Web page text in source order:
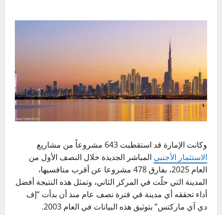
وكانت الإمارة قد استقطبت 643 مشروعاً من مشاريع
الاستثمار الأجنبي المباشر الجديدة خلال النصف الأول من
العام 2025، بفارق 478 مشروعا عن أقرب منافسيها،
المدينة التي حلّت في المركز الثاني، وتمثل هذه النتيجة أفضل
أداء تحققه أي مدينة في فترة نصف عام منذ أن بدأت “إف
دي آي ماركتس” بتوثيق هذه البيانات في العام 2003.